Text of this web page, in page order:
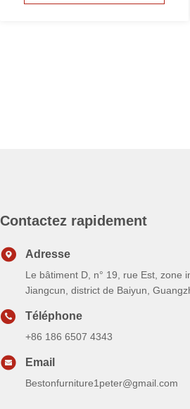
Contactez rapidement
Adresse
Le bâtiment D, n° 19, rue Est, zone
Jiangcun, district de Baiyun,
Téléphone
+86 186 6507 4343
Email
Bestonfurniture1peter@gmail.com